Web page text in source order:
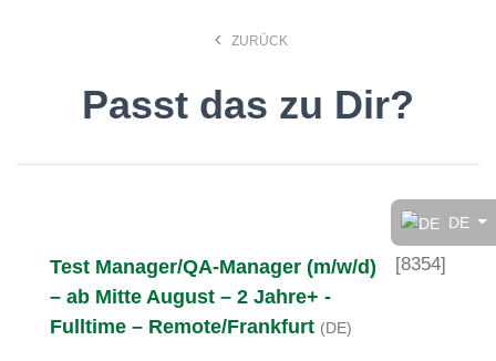
DE
Finde den Job, der Dir
search
keyboard_arrow_left ZURÜCK
Passt das zu Dir?
Test Manager/QA-Manager (m/w/d)
– ab Mitte August – 2 Jahre+ -
Fulltime – Remote/Frankfurt (DE)
[8354]